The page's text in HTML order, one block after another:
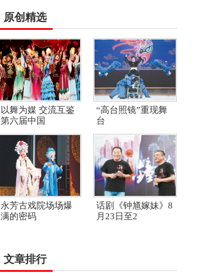
原创精选
以舞为媒 交流互鉴
第六届中国
“高台照镜”重现舞
台
永芳古戏院场场爆
满的密码
话剧《钟馗嫁妹》8
月23日至2
文章排行